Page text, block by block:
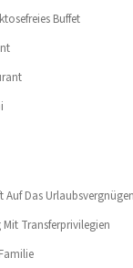
Buffet
Auf Das
Transferprivilegien